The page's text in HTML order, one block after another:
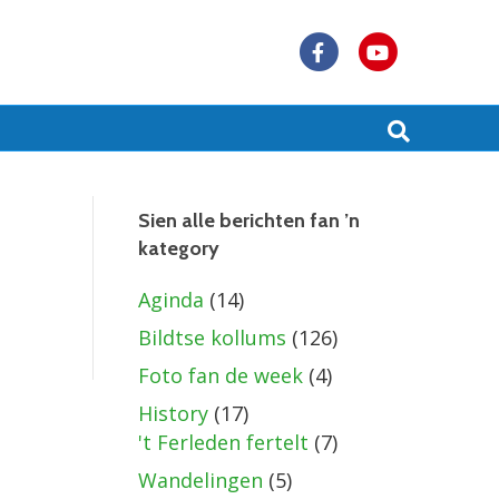
b
u
Sien alle berichten fan ’n
kategory
Aginda (14)
Bildtse kollums (126)
Foto fan de week(4)
History(17)
't Ferleden fertelt (7)
Wandelingen (5)